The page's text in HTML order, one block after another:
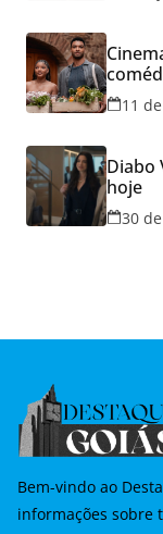
hoje e
11
Diabo
hoje
30
Bem-vindo ao
informações sobre